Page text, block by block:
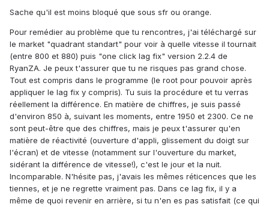
Sache qu'il est moins bloqué que sous sfr ou orange.
Pour remédier au problème que tu rencontres, j'ai téléchargé sur
le market "quadrant standart" pour voir à quelle vitesse il tournait
(entre 800 et 880) puis "one click lag fix" version 2.2.4 de
RyanZA. Je peux t'assurer que tu ne risques pas grand chose.
Tout est compris dans le programme (le root pour pouvoir après
appliquer le lag fix y compris). Tu suis la procédure et tu verras
réellement la différence. En matière de chiffres, je suis passé
d'environ 850 à, suivant les moments, entre 1950 et 2300. Ce ne
sont peut-être que des chiffres, mais je peux t'assurer qu'en
matière de réactivité (ouverture d'appli, glissement du doigt sur
l'écran) et de vitesse (notamment sur l'ouverture du market,
sidérant la différence de vitesse!), c'est le jour et la nuit.
Incomparable. N'hésite pas, j'avais les mêmes réticences que les
tiennes, et je ne regrette vraiment pas. Dans ce lag fix, il y a
même de quoi revenir en arrière, si tu n'en es pas satisfait (ce qui